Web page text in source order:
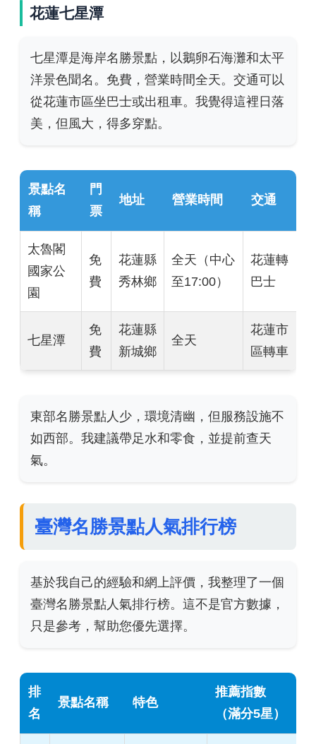
花蓮七星潭
七星潭是海岸名勝景點，以鵝卵石海灘和太平
洋景色聞名。免費，營業時間全天。交通可以
從花蓮市區坐巴士或出租車。我覺得這裡日落
美，但風大，得多穿點。
景點名
稱
門
票
地址 營業時間 交通
太魯閣
國家公
園
免
費
花蓮縣
秀林鄉
全天（中心
至17:00）
花蓮轉
巴士
七星潭
免
費
花蓮縣
新城鄉
全天
花蓮市
區轉車
東部名勝景點人少，環境清幽，但服務設施不
如西部。我建議帶足水和零食，並提前查天
氣。
臺灣名勝景點人氣排行榜
基於我自己的經驗和網上評價，我整理了一個
臺灣名勝景點人氣排行榜。這不是官方數據，
只是參考，幫助您優先選擇。
排
名
景點名稱 特色
推薦指數
（滿分5星）